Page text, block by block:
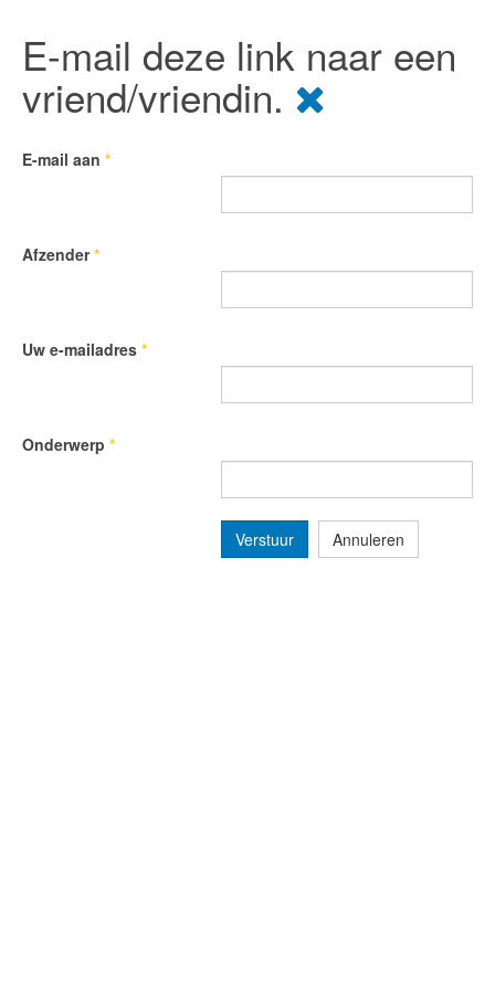
E-mail deze link naar een
vriend/vriendin.
E-mail aan *
Afzender*
Uw e-mailadres *
Onderwerp *
Verstuur Annuleren